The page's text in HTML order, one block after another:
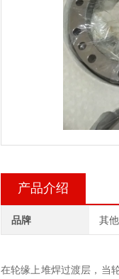
产品介绍
品牌 其
在轮缘上堆焊过渡层，当